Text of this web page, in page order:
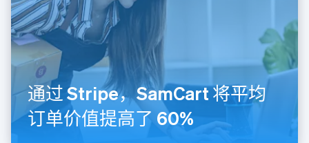
通过 Stripe，SamCart 将平均
订单价值提高了 60%
列支敦士登
DeutschEnglish
卢森堡
Français Deutsch
罗马尼亚
English
马尔他
English
马来西亚